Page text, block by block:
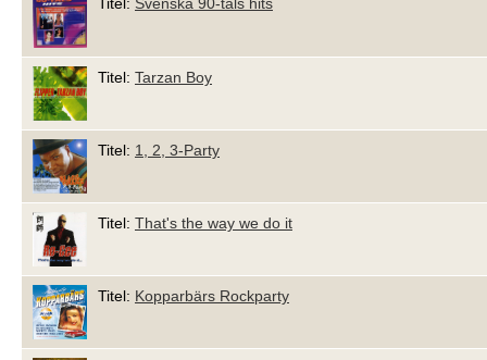
Titel: Tarzan Boy
Titel: 1, 2, 3-Party
Titel: That's the way we do it
Titel: Kopparbärs Rockparty